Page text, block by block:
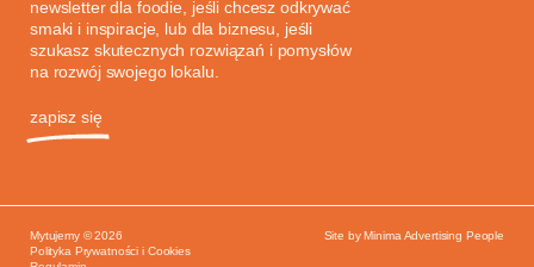
newsletter dla foodie, jeśli chcesz odkrywać
smaki i inspiracje, lub dla biznesu, jeśli
szukasz skutecznych rozwiązań i pomysłów
na rozwój swojego lokalu.
zapisz się
Mytujemy © 2026
Polityka Prywatności i Cookies
Site by Minima Advertising People